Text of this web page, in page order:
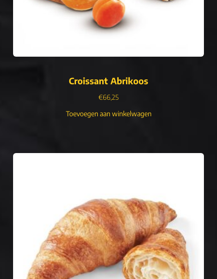
Croissant Abrikoos
€66,25
Toevoegen aan winkelwagen